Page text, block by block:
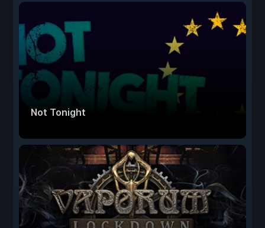
Not Tonight